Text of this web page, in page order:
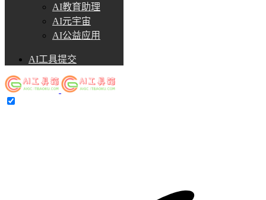
AI教育助理
AI元宇宙
AI公益应用
AI工具提交